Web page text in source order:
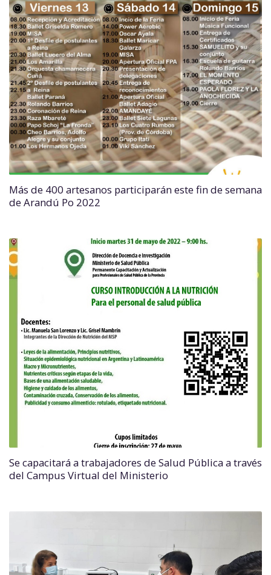
Más de 400 artesanos participarán este fin de semana
de Arandú Po 2022
Se capacitará a trabajadores de Salud Pública a través
del Campus Virtual del Ministerio